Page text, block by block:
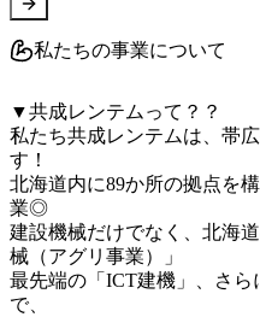
私たちの事業について
▼共成レンテムって？？
私たち共成レンテムは、帯
す！
北海道内に89か所の拠点を
業◎
建設機械だけでなく、北海
械（アグリ事業）」
最先端の「ICT建機」、さら
で、